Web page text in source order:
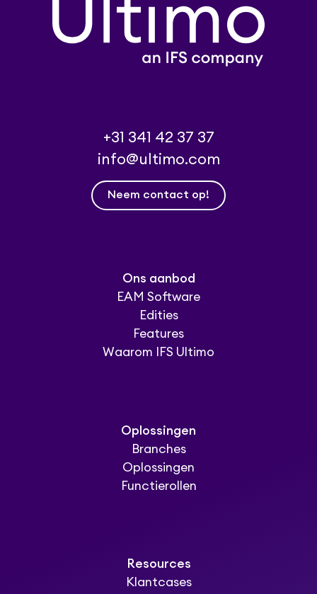
+31 341 42 37 37
info@ultimo.com
Neem contact op!
Ons aanbod
EAM Software
Edities
Features
Waarom IFS Ultimo
Oplossingen
Branches
Oplossingen
Functierollen
Resources
Klantcases